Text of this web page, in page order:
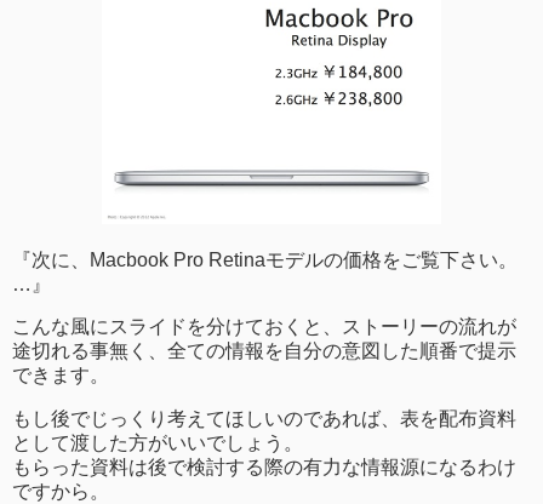
『次に、Macbook Pro Retinaモデルの価格をご覧下さい。
…』
こんな風にスライドを分けておくと、ストーリーの流れが
途切れる事無く、全ての情報を自分の意図した順番で提示
できます。
もし後でじっくり考えてほしいのであれば、表を配布資料
として渡した方がいいでしょう。
もらった資料は後で検討する際の有力な情報源になるわけ
ですから。